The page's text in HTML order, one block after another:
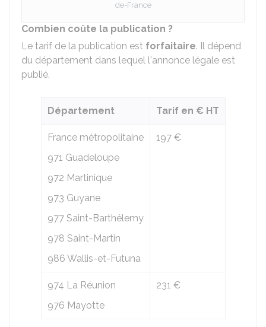
de-France
Combien coûte la publication ?
Le tarif de la publication est forfaitaire. Il dépend
du département dans lequel l'annonce légale est
publié.
Département Tarif en € HT
France métropolitaine
971 Guadeloupe
972 Martinique
973 Guyane
977 Saint-Barthélemy
978 Saint-Martin
986 Wallis-et-Futuna
197 €
974 La Réunion
976 Mayotte
231 €